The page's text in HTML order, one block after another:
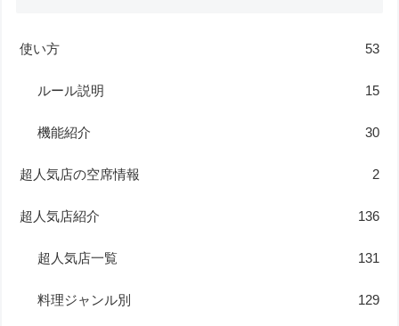
使い方 53
ルール説明 15
機能紹介 30
超人気店の空席情報 2
超人気店紹介 136
超人気店一覧 131
料理ジャンル別 129